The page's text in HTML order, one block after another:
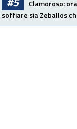
Clamoroso:
soffiare sia Zeballos